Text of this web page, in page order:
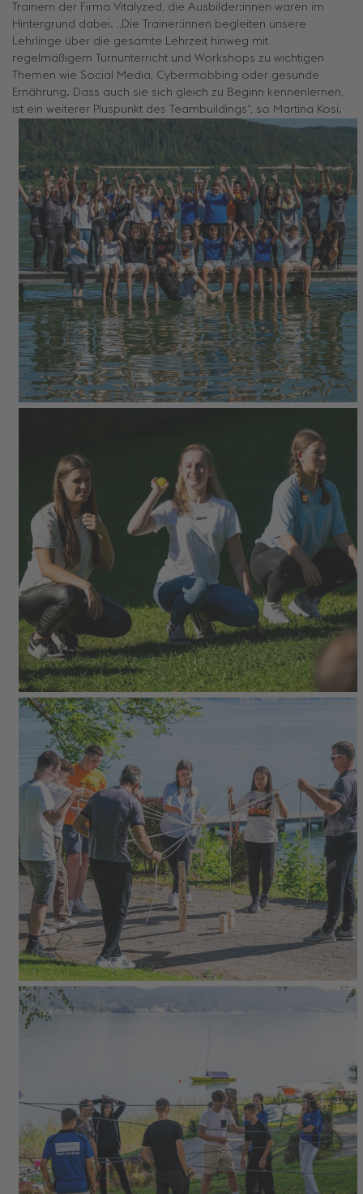
Trainern der Firma Vitalyzed, die Ausbilder:innen waren im
Hintergrund dabei. „Die Trainer:innen begleiten unsere
Lehrlinge über die gesamte Lehrzeit hinweg mit
regelmäßigem Turnunterricht und Workshops zu wichtigen
Themen wie Social Media, Cybermobbing oder gesunde
Ernährung. Dass auch sie sich gleich zu Beginn kennenlernen,
ist ein weiterer Pluspunkt des Teambuildings“, so Martina Kosi.